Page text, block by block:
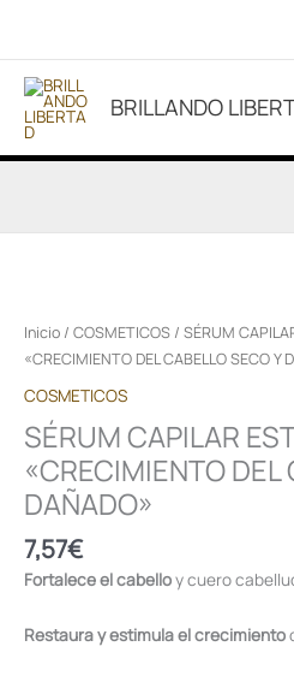
contenido
BRILLANDO
Inicio / COSMETICOS / SÉRUM
«CRECIMIENTO DEL CABELLO SECO Y
COSMETICOS
SÉRUM CAPILAR
«CRECIMIENTO DEL
DAÑADO»
7,57€
Fortalece el cabelloy cuero
Restaura y estimula el crecimiento